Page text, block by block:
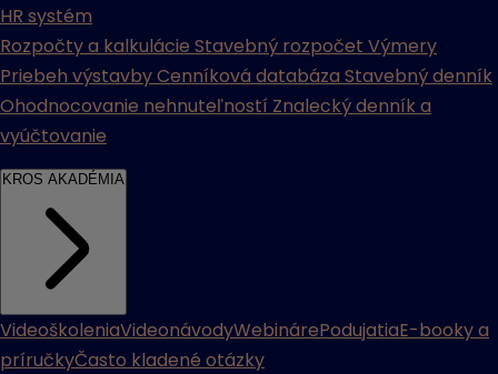
HR systém
Rozpočty a kalkulácie Stavebný rozpočet Výmery
Priebeh výstavbyCenníková databáza Stavebný denník
Ohodnocovanie nehnuteľností Znalecký denník a
vyúčtovanie
KROS AKADÉMIA
VideoškoleniaVideonávodyWebinárePodujatiaE-booky a
príručkyČasto kladené otázky